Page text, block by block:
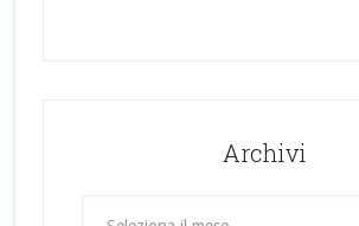
Archivi